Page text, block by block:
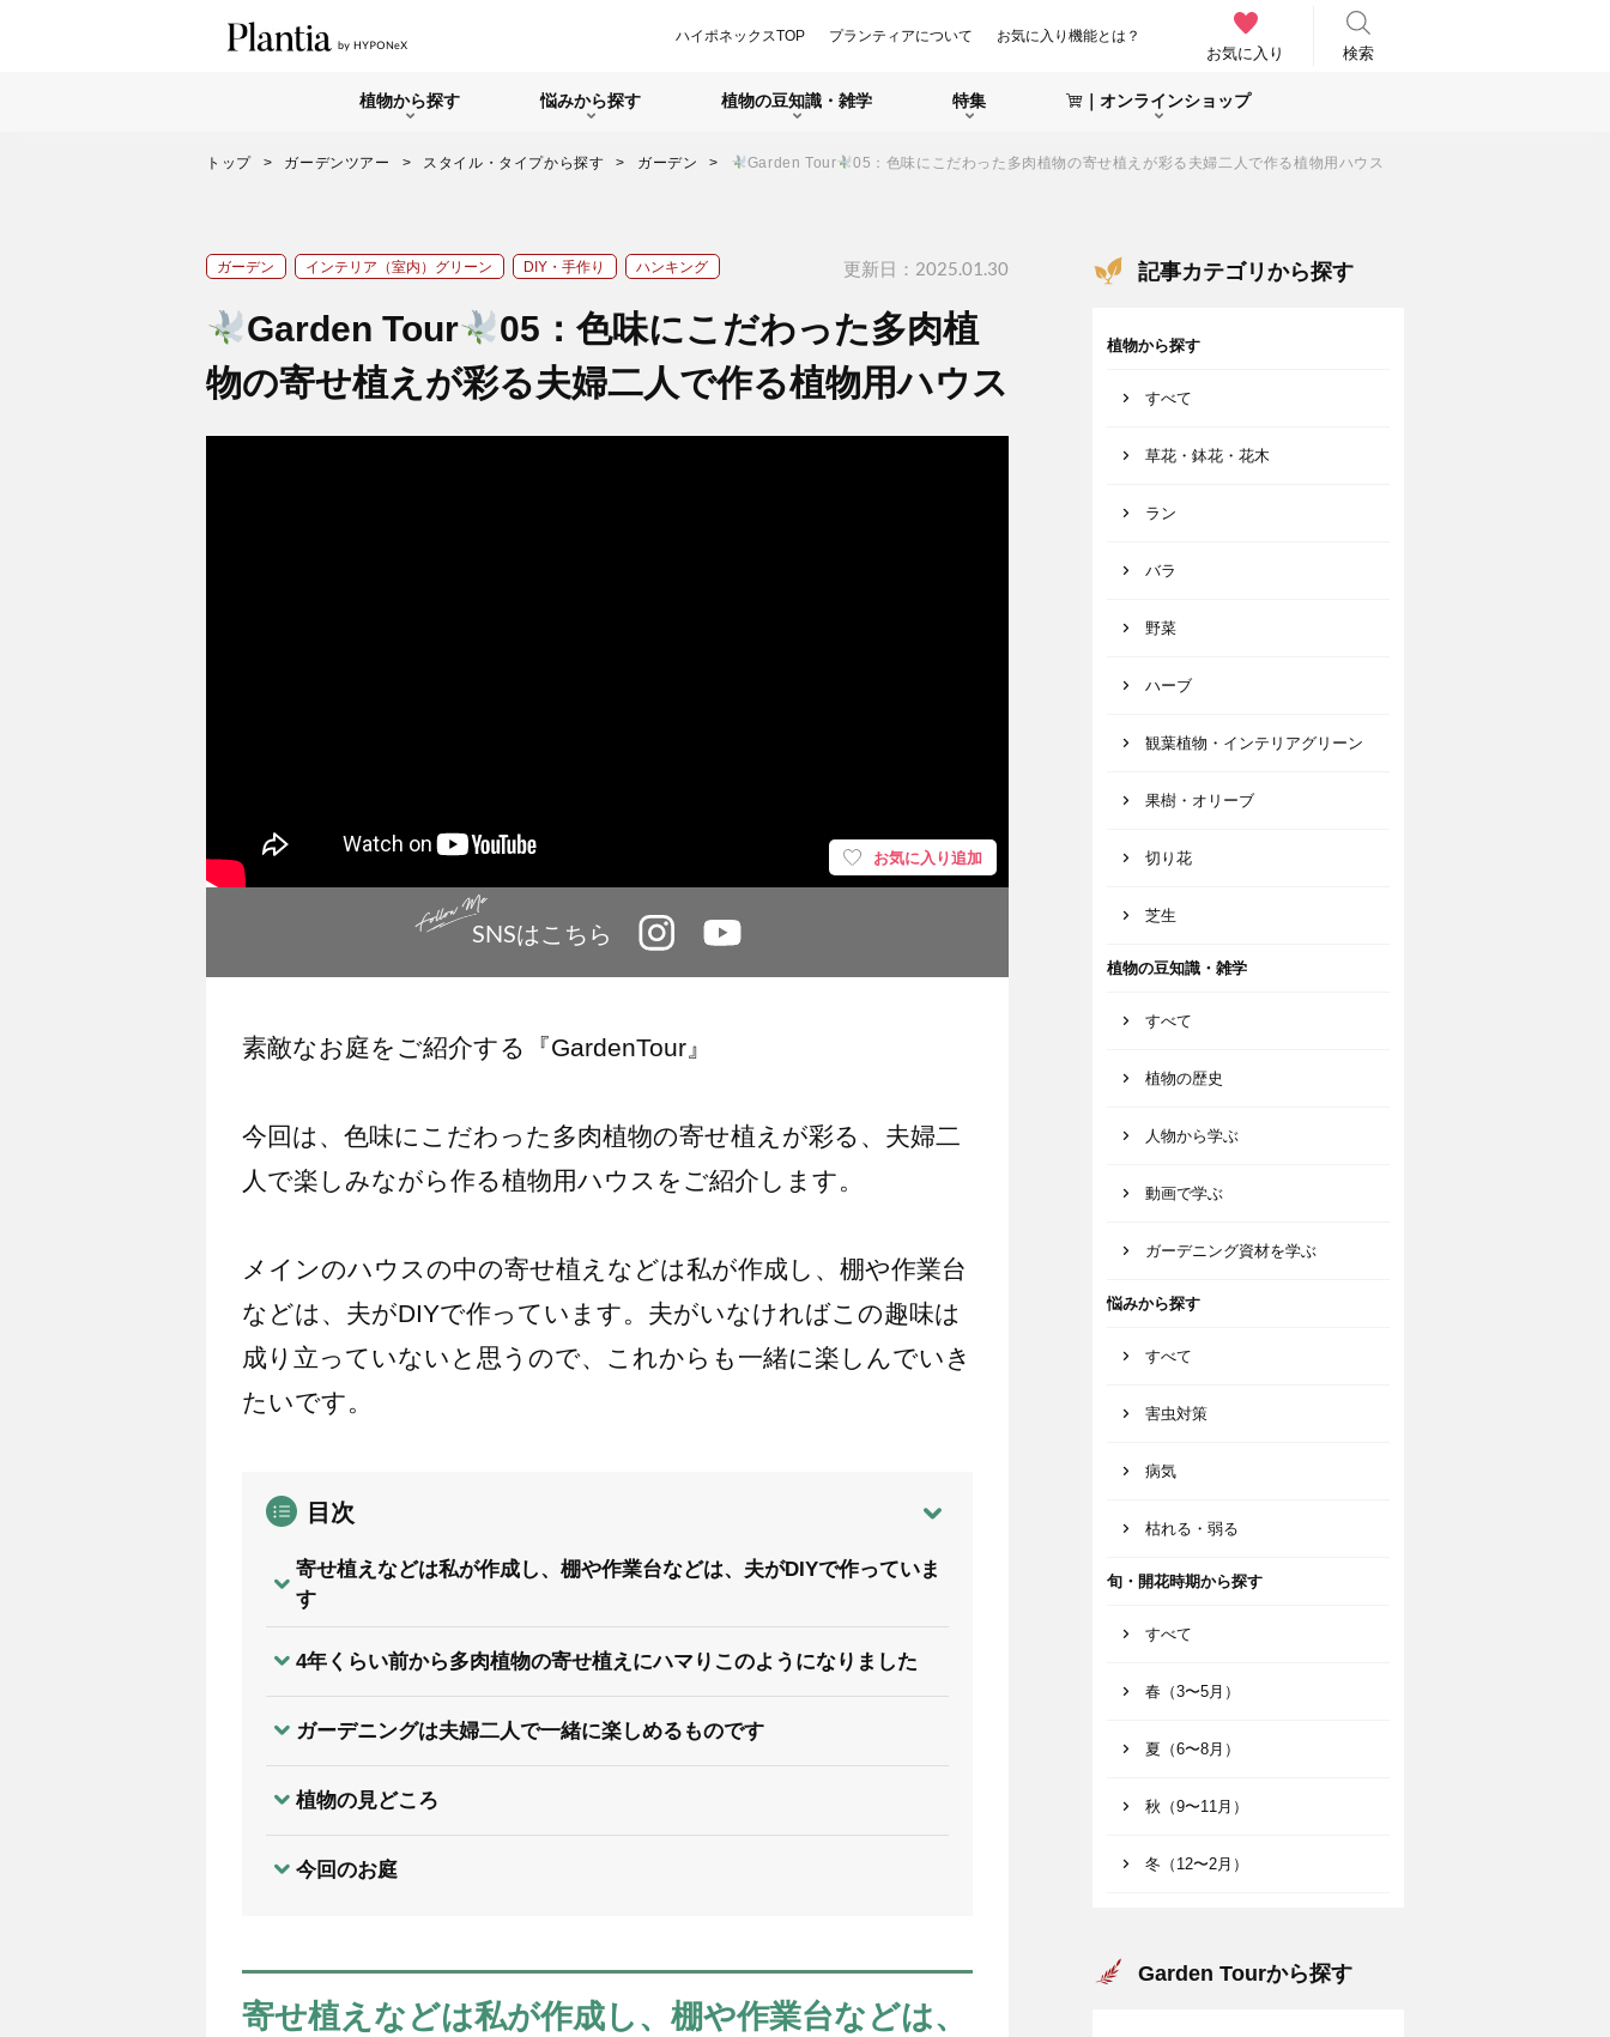
ハイポネックスTOP プランティアについて お気に入り機能とは？
お気に入り 検索
植物から探す 悩みから探す 植物の豆知識・雑学 特集 ｜オンラインショップ
トップ ガーデンツアー スタイル・タイプから探す ガーデン Garden Tour 05：色味にこだわった多肉植物の寄せ植えが彩る夫婦二人で作る植物用ハウス
更新日：2025.01.30
ガーデン インテリア（室内）グリーン DIY・手作り ハンキング
Garden Tour
05：色味にこだわった多肉植
物の寄せ植えが彩る夫婦二人で作る植物用ハウス
お気に入り追加
SNSはこちら
素敵なお庭をご紹介する『GardenTour』
今回は、色味にこだわった多肉植物の寄せ植えが彩る、夫婦二
人で楽しみながら作る植物用ハウスをご紹介します。
メインのハウスの中の寄せ植えなどは私が作成し、棚や作業台
などは、夫がDIYで作っています。夫がいなければこの趣味は
成り立っていないと思うので、これからも一緒に楽しんでいき
たいです。
目次
寄せ植えなどは私が作成し、棚や作業台などは、夫がDIYで作っていま
す
4年くらい前から多肉植物の寄せ植えにハマりこのようになりました
ガーデニングは夫婦二人で一緒に楽しめるものです
植物の見どころ
今回のお庭
寄せ植えなどは私が作成し、棚や作業台などは、
記事カテゴリから探す
植物から探す
すべて
草花・鉢花・花木
ラン
バラ
野菜
ハーブ
観葉植物・インテリアグリーン
果樹・オリーブ
切り花
芝生
植物の豆知識・雑学
すべて
植物の歴史
人物から学ぶ
動画で学ぶ
ガーデニング資材を学ぶ
悩みから探す
すべて
害虫対策
病気
枯れる・弱る
旬・開花時期から探す
すべて
春（3〜5月）
夏（6〜8月）
秋（9〜11月）
冬（12〜2月）
Garden Tourから探す